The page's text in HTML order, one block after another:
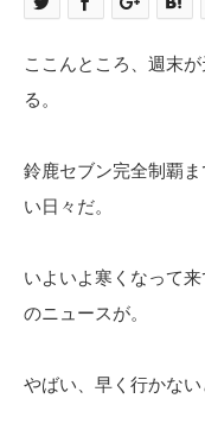
ここんところ、週末
る。
鈴鹿セブン完全制覇
い日々だ。
いよいよ寒くなって
のニュースが。
やばい、早く行かない